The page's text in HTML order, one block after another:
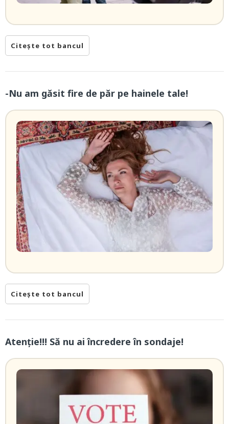
Citește tot bancul
-Nu am găsit fire de păr pe hainele tale!
Citește tot bancul
Atenție!!! Să nu ai încredere în sondaje!